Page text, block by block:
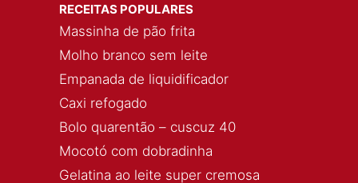
RECEITAS POPULARES
Massinha de pão frita
Molho branco sem leite
Empanada de liquidificador
Caxi refogado
Bolo quarentão – cuscuz 40
Mocotó com dobradinha
Gelatina ao leite super cremosa